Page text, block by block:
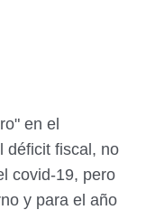
en el
déficit fiscal, no
covid-19, pero
y para el año